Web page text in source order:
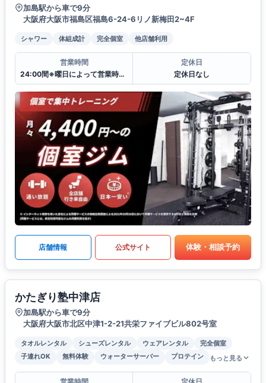
加島駅から車で9分
大阪府大阪市福島区福島6-24-6リノ新梅田2~4F
シャワー 体組成計 完全個室 他店舗利用
営業時間
24:00間※曜日によって営業時間が異なる場合がございます.
定休日
定休日なし
店舗情報 公式サイト 体験・相談予約
かたぎり塾中津店
加島駅から車で9分
大阪府大阪市北区中津1-2-21共栄ファイブビル802号室
タオルレンタル シューズレンタル ウェアレンタル
完全個室
子連れOK
無料体験 ウォーターサーバー プロテイン もっと見る